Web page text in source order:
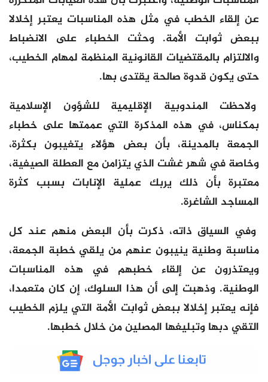
عن إلقاء الخطب في مثل هذه المناسبات يعتبر إخلالا
ببعض ثوابت الأمة. وحثت الخطباء على الانضباط
والالتزام بالمقتضيات القانونية المنظمة لمهام الخطيب،
حتى يكون قدوة صالحة يقتدى بها.
ولاحظت المندوبية الإقليمية للشؤون الإسلامية
بمكناس، في هذه المذكرة التي عممتها على خطباء
الجمعة بالمدينة، بأن بعض هؤلاء يتغيبون بكثرة،
وخاصة في شهر غشت الذي يتزامن مع العطلة الصيفية،
معتبرة بأن ذلك يربك عملية الإنابات بسبب كثرة
المساجد الشاغرة.
وفي السياق ذاته، ذكرت بأن البعض منهم عند كل
مناسبة وطنية ينيبون عنهم من يلقي خطبة الجمعة،
ويعتذرون عن إلقاء خطبهم في هذه المناسبات
الوطنية. وذهبت إلى أن هذا السلوك، إن كان متعمدا،
فإنه يعتبر إخلالا ببعض ثوابت الأمة التي يلزم الخطيب
التقي دبها وتبليغها المصلين من خلال خطبها.